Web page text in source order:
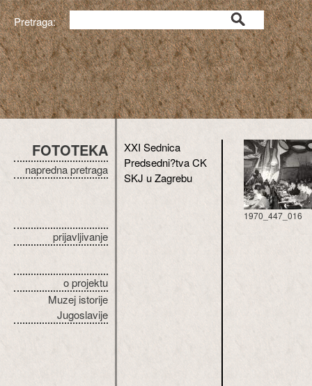
Pretraga:
FOTOTEKA
napredna pretraga
prijavljivanje
o projektu
Muzej istorije
Jugoslavije
XXI Sednica
Predsedni?tva CK
SKJ u Zagrebu
1970_447_016